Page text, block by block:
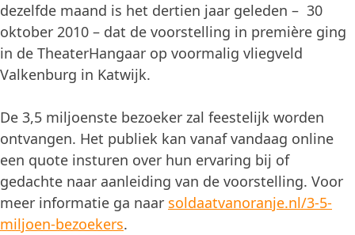
dezelfde maand is het dertien jaar geleden – 30
oktober 2010 – dat de voorstelling in première ging
in de TheaterHangaar op voormalig vliegveld
Valkenburg in Katwijk.
De 3,5 miljoenste bezoeker zal feestelijk worden
ontvangen. Het publiek kan vanaf vandaag online
een quote insturen over hun ervaring bij of
gedachte naar aanleiding van de voorstelling. Voor
meer informatie ga naar soldaatvanoranje.nl/3-5-
miljoen-bezoekers.